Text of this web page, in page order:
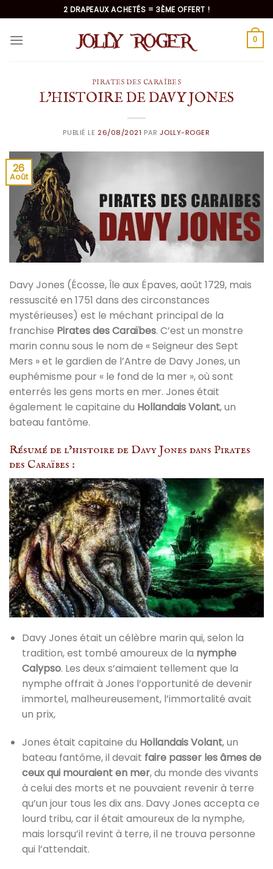
au
contenu
2 DRAPEAUX ACHETÉS = 3ÈME OFFERT !
0
PIRATES DES CARAÏBES
L’HISTOIRE DE DAVY JONES
PUBLIÉ LE 26/08/2021 PARJOLLY-ROGER
26
Août
Davy Jones (Écosse, Île aux Épaves, août 1729, mais
ressuscité en 1751 dans des circonstances
mystérieuses) est le méchant principal de la
franchise Pirates des Caraïbes. C’est un monstre
marin connu sous le nom de « Seigneur des Sept
Mers » et le gardien de l’Antre de Davy Jones, un
euphémisme pour « le fond de la mer », où sont
enterrés les gens morts en mer. Jones était
également le capitaine du Hollandais Volant, un
bateau fantôme.
Résumé de l’histoire de Davy Jones dans Pirates
des Caraïbes :
Davy Jones était un célèbre marin qui, selon la
tradition, est tombé amoureux de la nymphe
Calypso. Les deux s’aimaient tellement que la
nymphe offrait à Jones l’opportunité de devenir
immortel, malheureusement, l’immortalité avait
un prix,
Jones était capitaine du Hollandais Volant, un
bateau fantôme, il devait faire passer les âmes de
ceux qui mouraient en mer, du monde des vivants
à celui des morts et ne pouvaient revenir à terre
qu’un jour tous les dix ans. Davy Jones accepta ce
lourd tribu, car il était amoureux de la nymphe,
mais lorsqu’il revint à terre, il ne trouva personne
qui l’attendait.